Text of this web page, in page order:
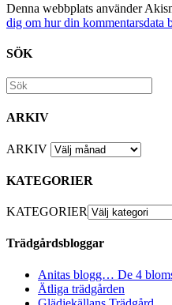
Denna webbplats använder
dig om hur din kommentarsdata
SÖK
ARKIV
ARKIV
KATEGORIER
KATEGORIER
Trädgårdsbloggar
Anitas blogg… De 4
Ätliga trädgården